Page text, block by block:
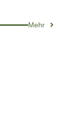
Mehr